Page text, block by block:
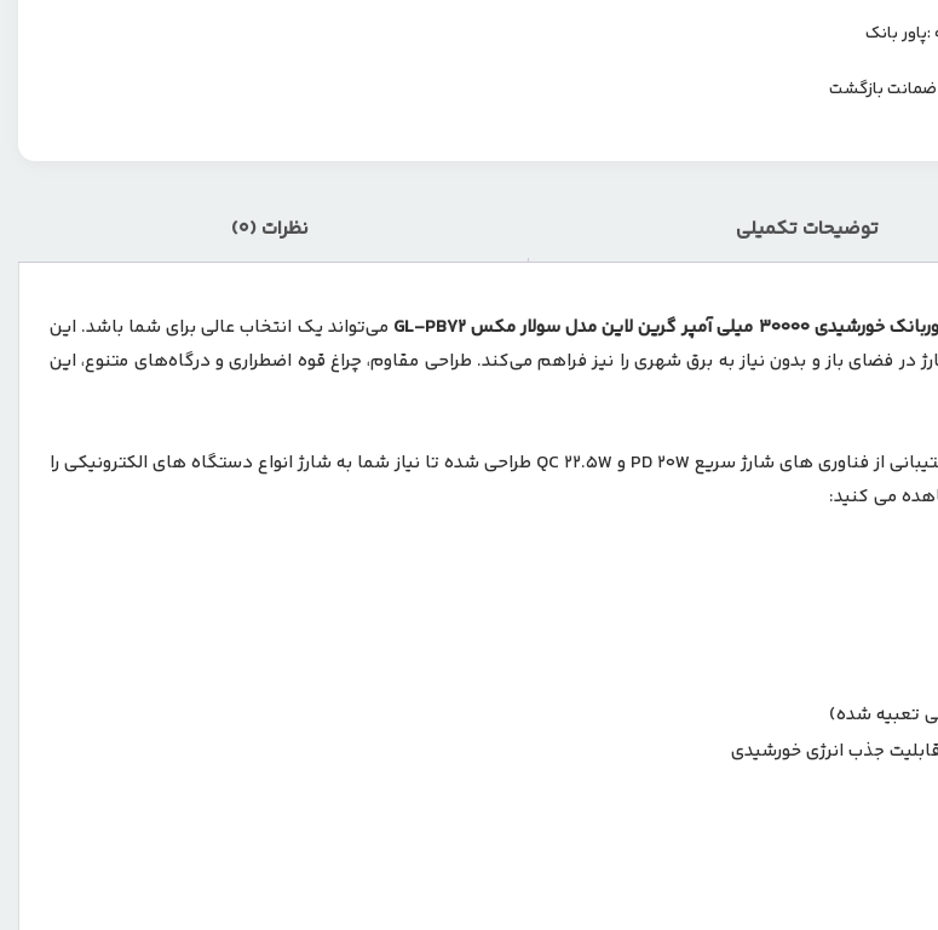
:پاور بانک
توضیحات تکمیلی نظرات (0)
خورشیدی 30000 میلی آمپر گرین لاین مدل سولار مکس GL-PB72 می‌تواند یک انتخاب عالی برای شما باشد. این
در فضای باز و بدون نیاز به برق شهری را نیز فراهم می‌کند. طراحی مقاوم، چراغ قوه اضطراری و درگاه‌های متنوع، این
پاوربانک گرین لاین مدل سولار مکس GL-PB72 با ظرفیت 30,000 میلی‌آمپر‌ساعت و پشتیبانی از فناوری‌ های شارژ سریع PD 20W و QC 22.5W طراحی شده تا نیاز شما به شارژ انواع دستگاه‌ های الکترونیکی را
می کنید:
جذب انرژی خورشیدی